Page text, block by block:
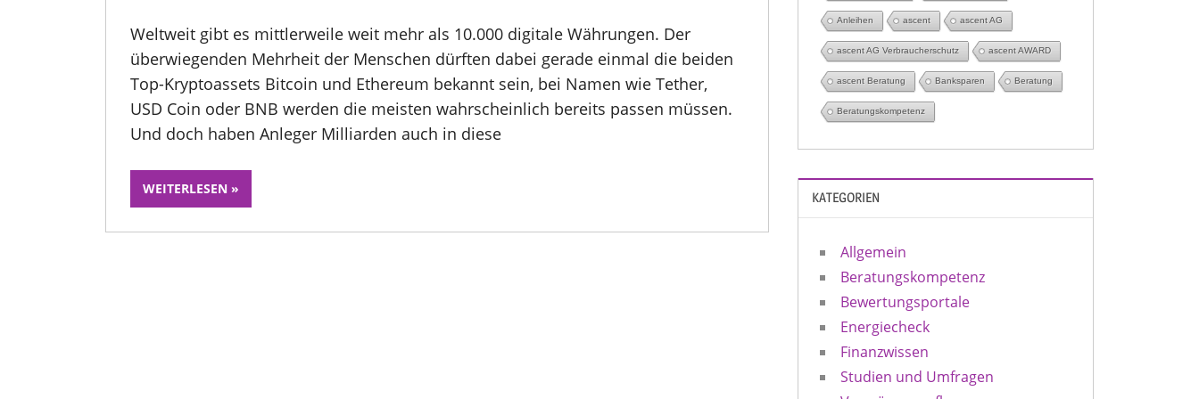
Weltweit gibt es mittlerweile weit mehr als 10.000 digitale Währungen. Der
überwiegenden Mehrheit der Menschen dürften dabei gerade einmal die beiden
Top-Kryptoassets Bitcoin und Ethereum bekannt sein, bei Namen wie Tether,
USD Coin oder BNB werden die meisten wahrscheinlich bereits passen müssen.
Und doch haben Anleger Milliarden auch in diese
WEITERLESEN
Anleihen ascent ascent AG
ascent AG Verbraucherschutz ascent AWARD
ascent Beratung Banksparen Beratung
Beratungskompetenz
KATEGORIEN
Allgemein
Beratungskompetenz
Bewertungsportale
Energiecheck
Finanzwissen
Studien und Umfragen